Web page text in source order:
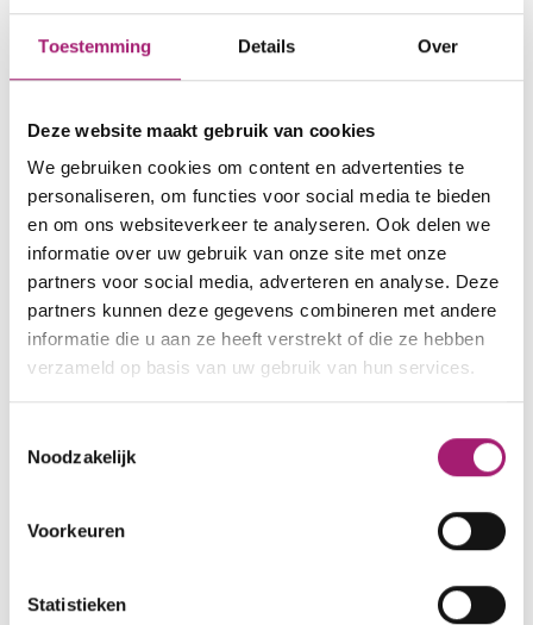
Toestemming Details Over
Deze website maakt gebruik van cookies
We gebruiken cookies om content en advertenties te
personaliseren, om functies voor social media te bieden
en om ons websiteverkeer te analyseren. Ook delen we
informatie over uw gebruik van onze site met onze
partners voor social media, adverteren en analyse. Deze
partners kunnen deze gegevens combineren met andere
informatie die u aan ze heeft verstrekt of die ze hebben
verzameld op basis van uw gebruik van hun services.
Noodzakelijk
Voorkeuren
Statistieken
Stemmingsstoornissen en angststoornissen
Terugdringen van Dwang en Drang
Management en bestuur
Nevenactiviteiten
Voorzitter van de Maatschap Psychiaters
Rijnstate
Penningmeester van de Maatschap
Psychiaters Rijnstate
Bestuurslid van de Nederlandse Vereniging
voor Psychiatrie
Medische Staf
Lidmaatschappen